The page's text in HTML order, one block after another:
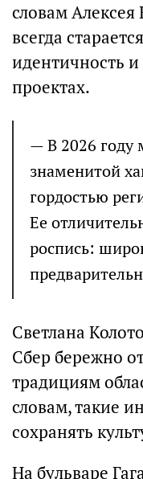
словам
всегда
идентичность
проектах.
— В 2026 году
знаменитой
гордостью
Ее
роспись:
Светлана
Сбер бережно
традициям
словам, такие
сохранять
На бульваре